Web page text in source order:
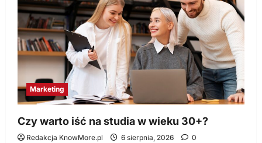
Marketing
Czy warto iść na studia w wieku 30+?
Redakcja KnowMore.pl 6 sierpnia, 2026 0